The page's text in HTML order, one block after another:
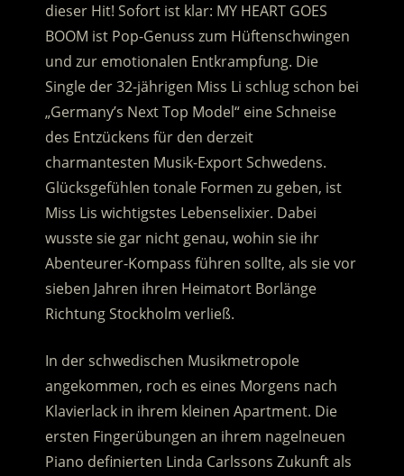
dieser Hit! Sofort ist klar: MY HEART GOES
BOOM ist Pop-Genuss zum Hüftenschwingen
und zur emotionalen Entkrampfung. Die
Single der 32-jährigen Miss Li schlug schon bei
„Germany’s Next Top Model“ eine Schneise
des Entzückens für den derzeit
charmantesten Musik-Export Schwedens.
Glücksgefühlen tonale Formen zu geben, ist
Miss Lis wichtigstes Lebenselixier. Dabei
wusste sie gar nicht genau, wohin sie ihr
Abenteurer-Kompass führen sollte, als sie vor
sieben Jahren ihren Heimatort Borlänge
Richtung Stockholm verließ.
In der schwedischen Musikmetropole
angekommen, roch es eines Morgens nach
Klavierlack in ihrem kleinen Apartment. Die
ersten Fingerübungen an ihrem nagelneuen
Piano definierten Linda Carlssons Zukunft als